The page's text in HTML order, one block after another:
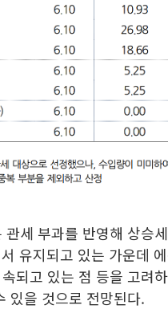
세 부과를 반영해 상승
유지되고 있는 가운데
되고 있는 점 등을 고려
있을 것으로 전망된다.